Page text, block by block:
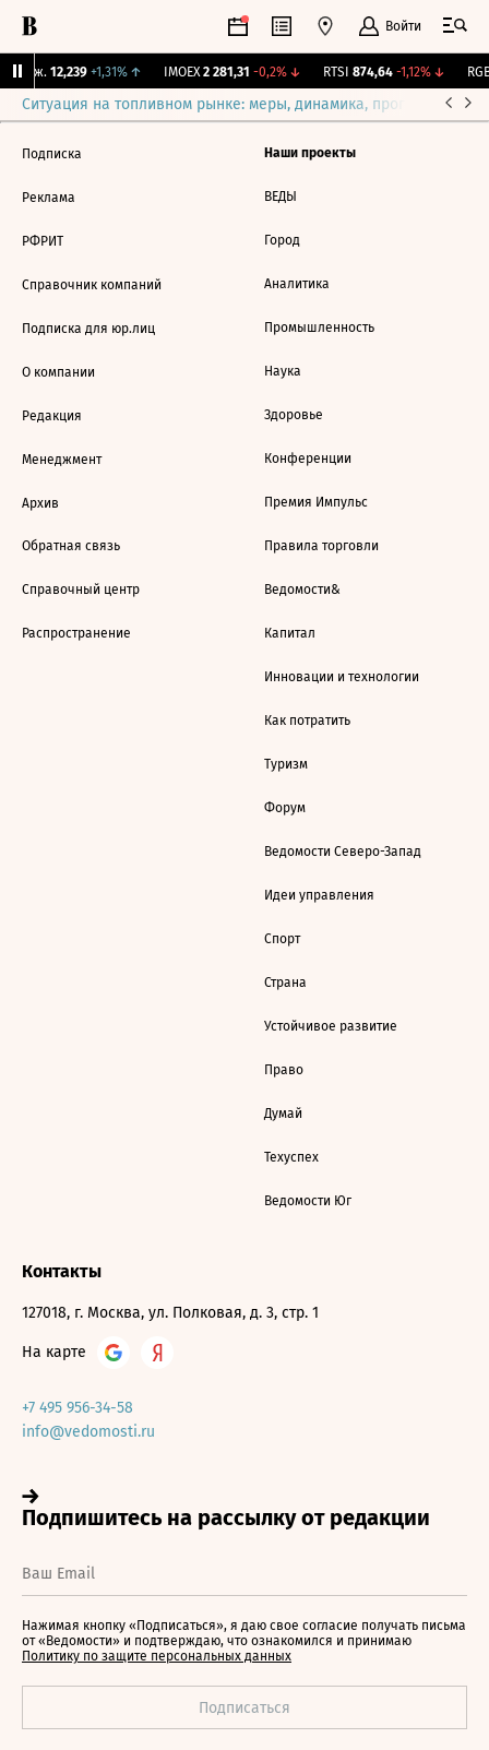
Войти
Бирж. 12,239 +1,31%↑ IMOEX 2 281,31 -0,2%↓ RTSI 874,64 -1,12%↓ RGBI
Ситуация на топливном рынке: меры, динамика, прогнозы
Подписка
Реклама
РФРИТ
Справочник компаний
Подписка для юр.лиц
О компании
Редакция
Менеджмент
Архив
Обратная связь
Справочный центр
Распространение
Наши проекты
ВЕДЫ
Город
Аналитика
Промышленность
Наука
Здоровье
Конференции
Премия Импульс
Правила торговли
Ведомости&
Капитал
Инновации и технологии
Как потратить
Туризм
Форум
Ведомости Северо-Запад
Идеи управления
Спорт
Страна
Устойчивое развитие
Право
Думай
Техуспех
Ведомости Юг
Контакты
127018, г. Москва, ул. Полковая, д. 3, стр. 1
На карте
+7 495 956-34-58
info@vedomosti.ru
Нажимая кнопку «Подписаться», я даю свое согласие получать письма
от «Ведомости» и подтверждаю, что ознакомился и принимаю
Политику по защите персональных данных